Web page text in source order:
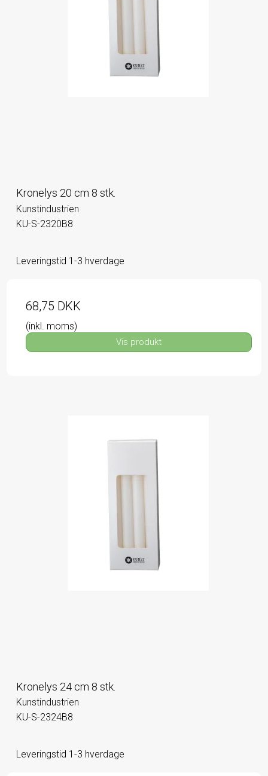
Kronelys 20 cm 8 stk.
Kunstindustrien
KU-S-2320B8
Leveringstid 1-3 hverdage
68,75 DKK
(inkl. moms)
Vis produkt
Kronelys 24 cm 8 stk.
Kunstindustrien
KU-S-2324B8
Leveringstid 1-3 hverdage